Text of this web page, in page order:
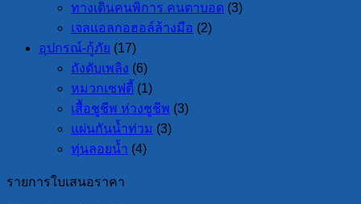
ทางเดินคนพิการ คนตาบอด (3)
เจลแอลกอฮอล์ล้างมือ (2)
อุปกรณ์-กู้ภัย (17)
ถังดับเพลิง (6)
หมวกเซฟตี้ (1)
เสื้อชูชีพ ห่วงชูชีพ (3)
แผ่นกันน้ำท่วม (3)
ทุ่นลอยน้ำ (4)
รายการใบเสนอราคา